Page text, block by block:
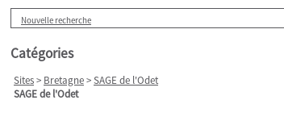
Nouvelle recherche
Catégories
Sites> Bretagne>SAGE de l'Odet
SAGE de l'Odet